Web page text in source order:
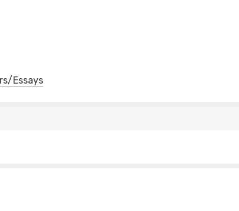
Essays